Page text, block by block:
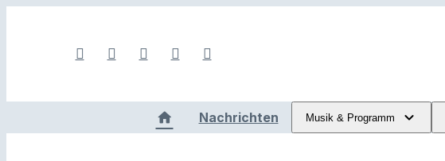
Nachrichten Musik & Programm